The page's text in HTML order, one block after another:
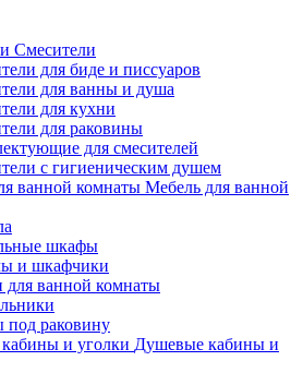
Смесители
для биде и писсуаров
для ванны и душа
для кухни
для раковины
для смесителей
с гигиеническим душем
Мебель для ванной
шкафы
и шкафчики
для ванной комнаты
под раковину
Душевые кабины и